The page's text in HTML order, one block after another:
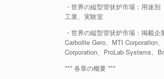
・世界の縦型管状炉市場：用途別
工業、実験室
・世界の縦型管状炉市場：掲載企
Carbolite Gero、MTI Corporation
Corporation、ProLab Systems、
*** 各章の概要 ***